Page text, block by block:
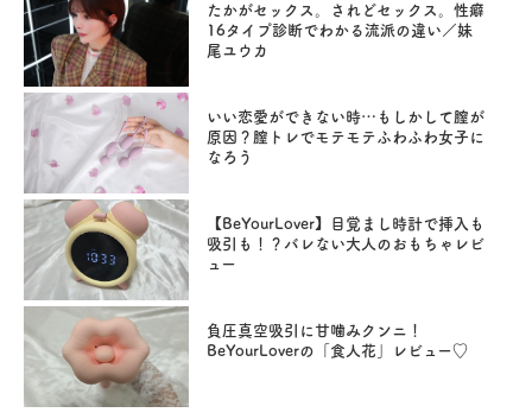
たかがセックス。されどセックス。性癖
16タイプ診断でわかる流派の違い／妹
尾ユウカ
いい恋愛ができない時…もしかして膣が
原因？膣トレでモテモテふわふわ女子に
なろう
【BeYourLover】目覚まし時計で挿入も
吸引も！？バレない大人のおもちゃレビ
ュー
負圧真空吸引に甘噛みクンニ！
BeYourLoverの「食人花」レビュー♡